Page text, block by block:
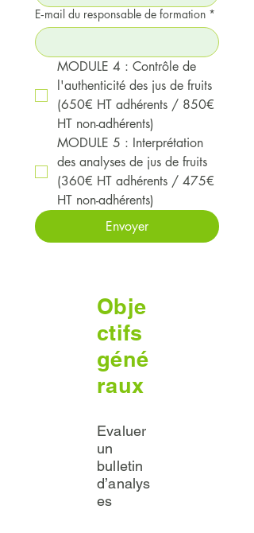
E‑mail du responsable de formation *
MODULE 4 : Contrôle de
l'authenticité des jus de fruits
(650€ HT adhérents / 850€
HT non-adhérents)
MODULE 5 : Interprétation
des analyses de jus de fruits
(360€ HT adhérents / 475€
HT non-adhérents)
Envoyer
Obje
ctifs
géné
raux
Evaluer
un
bulletin
d’analys
es